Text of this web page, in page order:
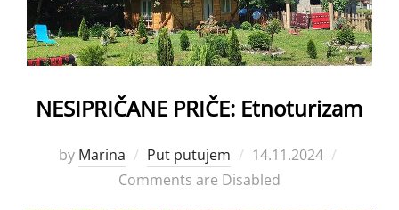
NESIPRIČANE PRIČE: Etnoturizam
by Marina Put putujem
Posted
on
14.11.2024
Comments are Disabled